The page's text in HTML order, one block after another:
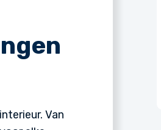
Van
blij met het vakwerk van De
toe. Gekozen voor een
dichte houten trap. Ze...